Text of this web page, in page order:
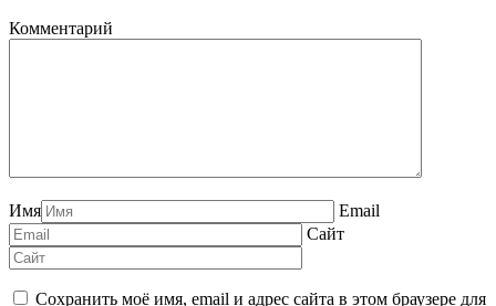
Комментарий
Имя
Email
Сайт
Сохранить моё имя, email и адрес сайта в этом браузере для